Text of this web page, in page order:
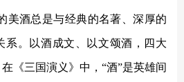
美酒总是与经典的名著、深厚的
系。以酒成文、以文颂酒，四大
《三国演义》中， “酒”是英雄间